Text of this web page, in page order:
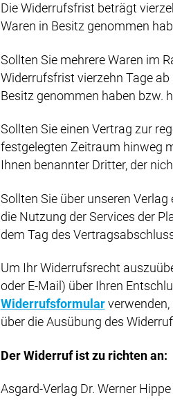
Die Widerrufsfrist beträgt
Waren in Besitz genommen
Sollten Sie mehrere Waren im
Widerrufsfrist vierzehn Tage ab
Besitz genommen haben bzw.
Sollten Sie einen Vertrag zur
festgelegten Zeitraum hinweg
Ihnen benannter Dritter, der
Sollten Sie über unseren
die Nutzung der Services der
dem Tag des
Um Ihr Widerrufsrecht
oder E-Mail) über Ihren
Widerrufsformularverwenden,
über die Ausübung des
Der Widerruf ist zu richten an:
Asgard-Verlag Dr. Werner